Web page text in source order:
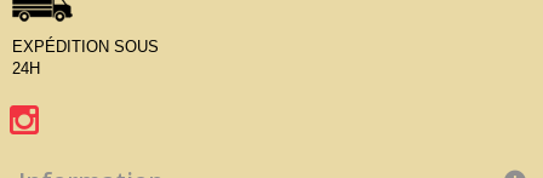
EXPÉDITION SOUS
24H